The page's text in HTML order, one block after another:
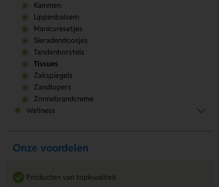
Kammen
Lippenbalsem
Manicuresetjes
Sieradendoosjes
Tandenborstels
Tissues
Zakspiegels
Zandlopers
Zonnebrandcreme
Wellness
Onze voordelen
Producten van topkwaliteit